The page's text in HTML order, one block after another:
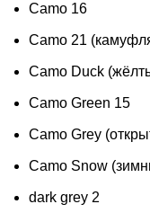
Camo 16
Camo 21
Camo Duck
Camo Green 15
Camo Grey
Camo Snow
dark grey 2